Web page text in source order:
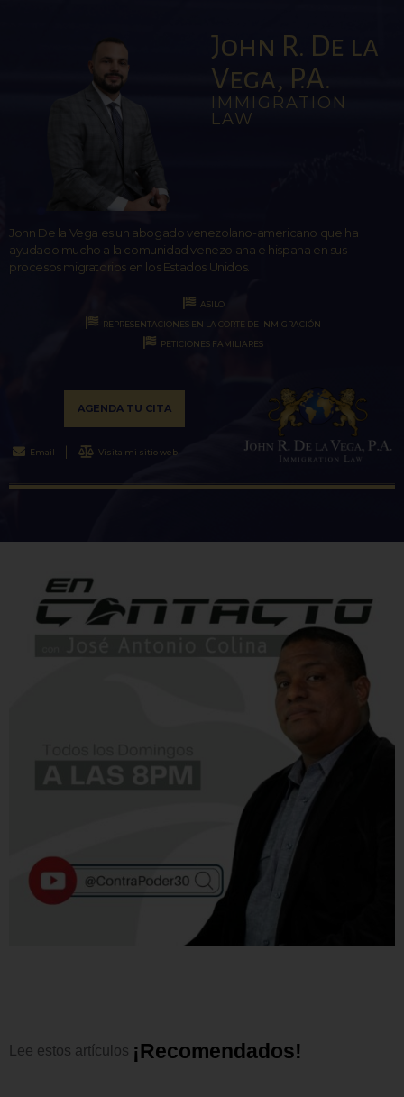
John R. De la
Vega, P.A.
IMMIGRATION
LAW
John De la Vega es un abogado venezolano-americano que ha
ayudado mucho a la comunidad venezolana e hispana en sus
procesos migratorios en los Estados Unidos.
ASILO
REPRESENTACIONES EN LA CORTE DE INMIGRACIÓN
PETICIONES FAMILIARES
AGENDA TU CITA
Email Visita mi sitio web
Lee estos artículos ¡Recomendados!